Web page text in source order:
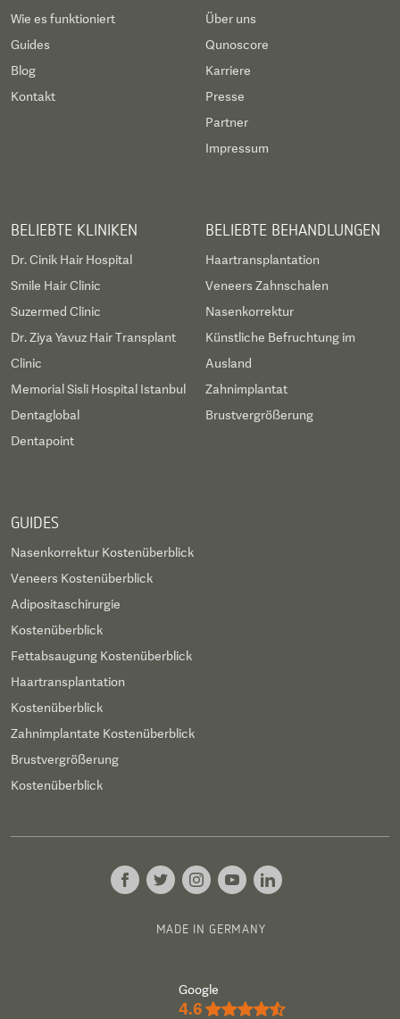
Wie es funktioniert
Guides
Blog
Kontakt
Über uns
Qunoscore
Karriere
Presse
Partner
Impressum
BELIEBTE KLINIKEN
Dr. Cinik Hair Hospital
Smile Hair Clinic
Suzermed Clinic
Dr. Ziya Yavuz Hair Transplant
Clinic
Memorial Sisli Hospital Istanbul
Dentaglobal
Dentapoint
BELIEBTE BEHANDLUNGEN
Haartransplantation
Veneers Zahnschalen
Nasenkorrektur
Künstliche Befruchtung im
Ausland
Zahnimplantat
Brustvergrößerung
GUIDES
Nasenkorrektur Kostenüberblick
Veneers Kostenüberblick
Adipositaschirurgie
Kostenüberblick
Fettabsaugung Kostenüberblick
Haartransplantation
Kostenüberblick
Zahnimplantate Kostenüberblick
Brustvergrößerung
Kostenüberblick
MADE IN GERMANY
Google
4.6 ★★★★½